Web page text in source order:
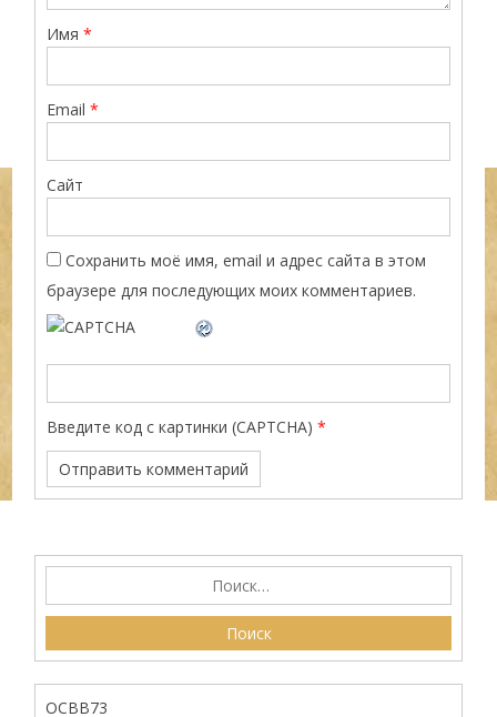
Имя*
Email*
Сайт
Сохранить моё имя, email и адрес сайта в этом
браузере для последующих моих комментариев.
Введите код с картинки (CAPTCHA) *
ОСВВ73